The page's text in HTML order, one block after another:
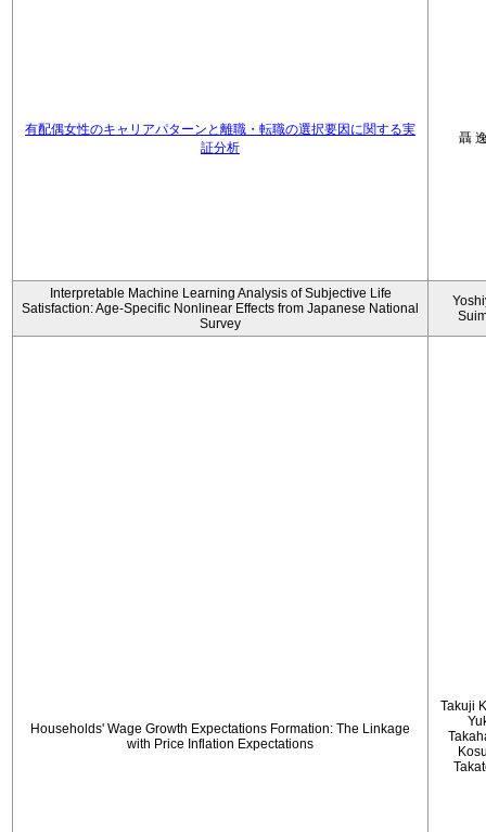
有配偶女性のキャリアパターンと離職・転職の選択要因に関する実
証分析
聶
Interpretable Machine Learning Analysis of Subjective Life
Satisfaction: Age-Specific Nonlinear Effects from Japanese National
Survey
Households' Wage Growth Expectations Formation: The Linkage
with Price Inflation Expectations
Takuji